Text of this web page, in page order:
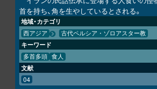
首を持ち、角を生やしているとされる。
地域・カテゴリ
西アジア 古代ペルシア・ゾロアスター教
キーワード
多首多頭 食人
文献
04